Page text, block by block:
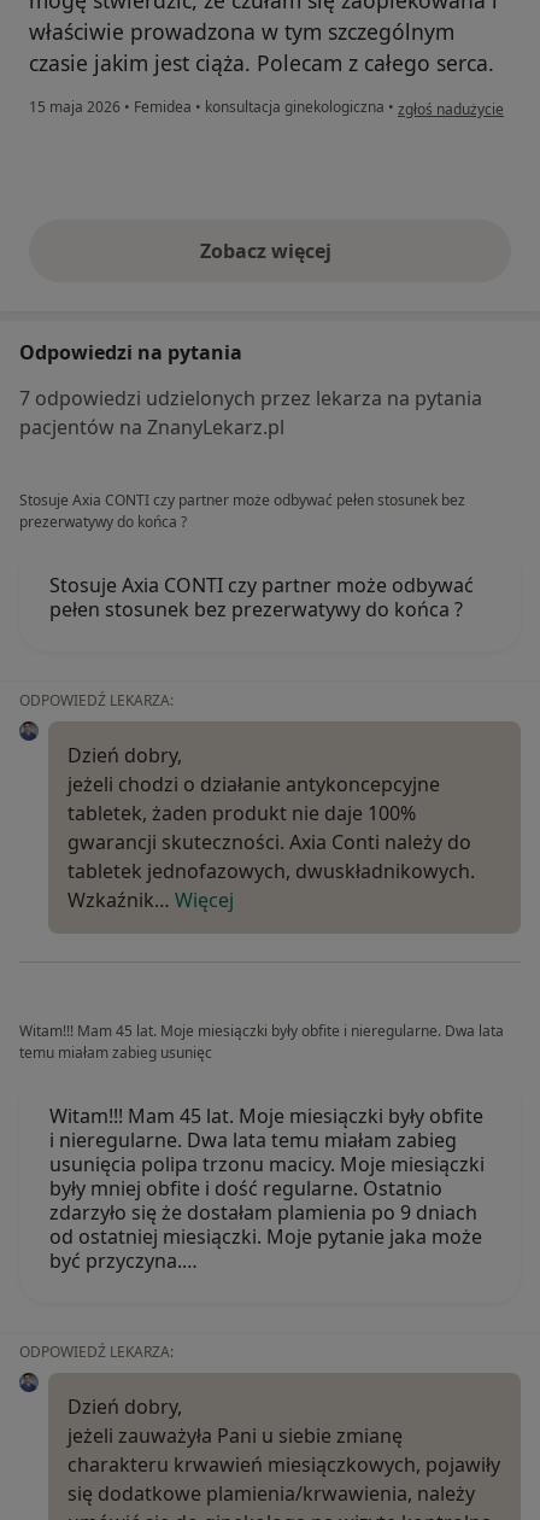
właściwie prowadzona w tym szczególnym
czasie jakim jest ciąża. Polecam z całego serca.
15 maja 2026 • Femidea • konsultacja ginekologiczna • w opinii użytkownika
zgłoś nadużycie
Zobacz więcejopinie powyżej
Odpowiedzi na pytania
7 odpowiedzi udzielonych przez lekarza na pytania
pacjentów na ZnanyLekarz.pl
Stosuje Axia CONTI czy partner może odbywać pełen stosunek bez
prezerwatywy do końca ?
Stosuje Axia CONTI czy partner może odbywać
pełen stosunek bez prezerwatywy do końca ?
ODPOWIEDŹ LEKARZA:
Dzień dobry,
jeżeli chodzi o działanie antykoncepcyjne
tabletek, żaden produkt nie daje 100%
gwarancji skuteczności. Axia Conti należy do
tabletek jednofazowych, dwuskładnikowych.
Wzkaźnik… Więcej
Witam!!! Mam 45 lat. Moje miesiączki były obfite i nieregularne. Dwa lata
temu miałam zabieg usunięc
Witam!!! Mam 45 lat. Moje miesiączki były obfite
i nieregularne. Dwa lata temu miałam zabieg
usunięcia polipa trzonu macicy. Moje miesiączki
były mniej obfite i dość regularne. Ostatnio
zdarzyło się że dostałam plamienia po 9 dniach
od ostatniej miesiączki. Moje pytanie jaka może
być przyczyna.…
ODPOWIEDŹ LEKARZA:
Dzień dobry,
jeżeli zauważyła Pani u siebie zmianę
charakteru krwawień miesiączkowych, pojawiły
się dodatkowe plamienia/krwawienia, należy